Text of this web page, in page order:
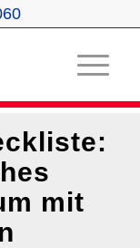
mit